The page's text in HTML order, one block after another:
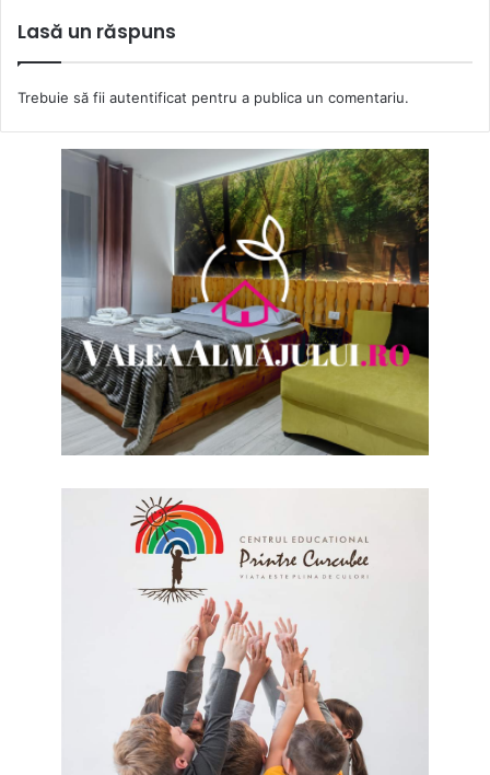
Lasă un răspuns
Trebuie să fii autentificat pentru a publica un comentariu.